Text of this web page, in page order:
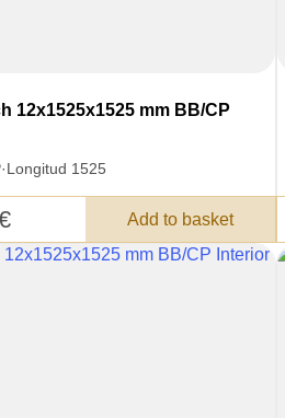
12x1525x1525 mm BB/CP
·Longitud 1525
Add to basket
Nombre
Unit cost: